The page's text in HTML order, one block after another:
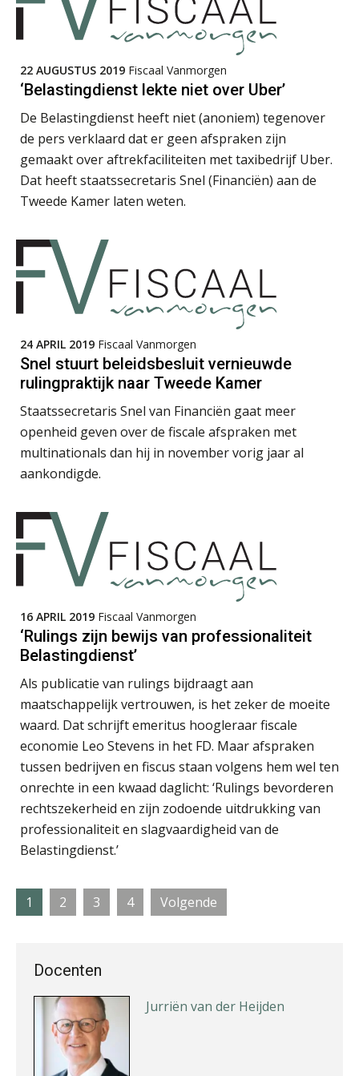
22 AUGUSTUS 2019 Fiscaal Vanmorgen
‘Belastingdienst lekte niet over Uber’
De Belastingdienst heeft niet (anoniem) tegenover
de pers verklaard dat er geen afspraken zijn
gemaakt over aftrekfaciliteiten met taxibedrijf Uber.
Dat heeft staatssecretaris Snel (Financiën) aan de
Tweede Kamer laten weten.
24 APRIL 2019 Fiscaal Vanmorgen
Snel stuurt beleidsbesluit vernieuwde
rulingpraktijk naar Tweede Kamer
Staatssecretaris Snel van Financiën gaat meer
openheid geven over de fiscale afspraken met
multinationals dan hij in november vorig jaar al
aankondigde.
16 APRIL 2019 Fiscaal Vanmorgen
‘Rulings zijn bewijs van professionaliteit
Belastingdienst’
Als publicatie van rulings bijdraagt aan
maatschappelijk vertrouwen, is het zeker de moeite
waard. Dat schrijft emeritus hoogleraar fiscale
economie Leo Stevens in het FD. Maar afspraken
tussen bedrijven en fiscus staan volgens hem wel ten
onrechte in een kwaad daglicht: ‘Rulings bevorderen
rechtszekerheid en zijn zodoende uitdrukking van
professionaliteit en slagvaardigheid van de
Belastingdienst.’
Pagina
1 Pagina
2 Pagina
3 Pagina
4 Volgende
Docenten
Imke Bos
Matthijs van Keulen
Aimée van der Paardt
Ludo Mennes
Koert van Loon
Martine Cranendonk